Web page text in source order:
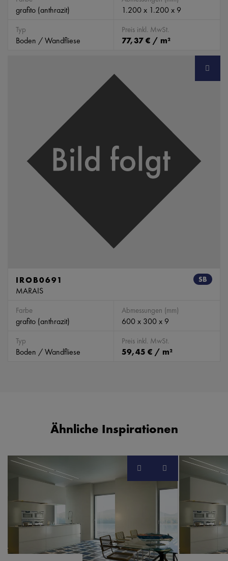
grafito (anthrazit) 1.200 x 1.200 x 9
Typ
Boden / Wandfliese
Preis inkl. MwSt.
77,37 € / m²
SB
IROB0691
MARAIS
Farbe
grafito (anthrazit)
Abmessungen (mm)
600 x 300 x 9
Typ
Boden / Wandfliese
Preis inkl. MwSt.
59,45 € / m²
Ähnliche Inspirationen